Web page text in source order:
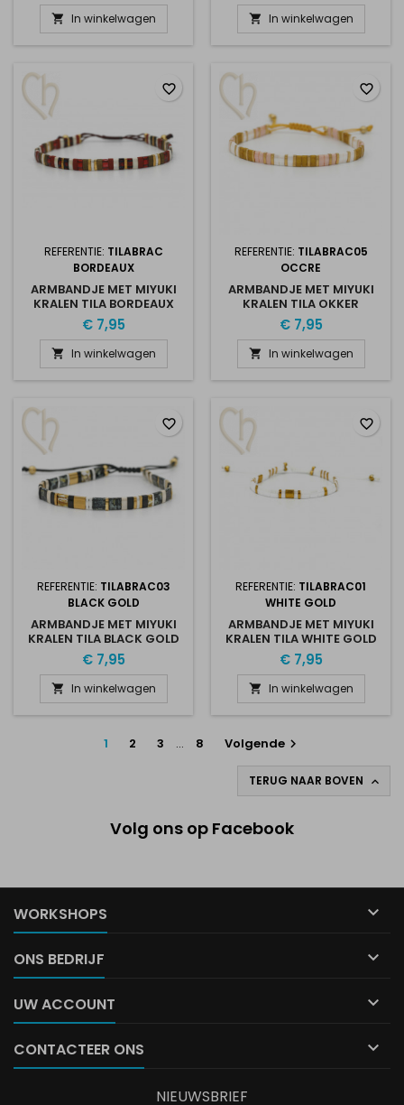
 In winkelwagen  In winkelwagen
REFERENTIE: TILABRAC
BORDEAUX
ARMBANDJE MET MIYUKI
KRALEN TILA BORDEAUX
€ 7,95
 In winkelwagen
favorite_border
REFERENTIE: TILABRAC05
OCCRE
ARMBANDJE MET MIYUKI
KRALEN TILA OKKER
€ 7,95
 In winkelwagen
favorite_border
REFERENTIE: TILABRAC03
BLACK GOLD
ARMBANDJE MET MIYUKI
KRALEN TILA BLACK GOLD
€ 7,95
 In winkelwagen
favorite_border
REFERENTIE: TILABRAC01
WHITE GOLD
ARMBANDJE MET MIYUKI
KRALEN TILA WHITE GOLD
€ 7,95
 In winkelwagen
favorite_border
1 2 3 … 8 Volgende
TERUG NAAR BOVEN 
Volg ons op Facebook
WORKSHOPS 
ONS BEDRIJF 
UW ACCOUNT 
CONTACTEER ONS 
NIEUWSBRIEF